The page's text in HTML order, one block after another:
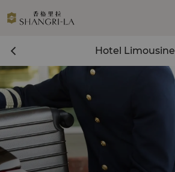
Hotel Limousine